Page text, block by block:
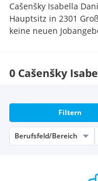
Cašenšky Isabella
Hauptsitz in 2301
keine neuen
0 Cašenšky
Filtern
Berufsfeld/Bereich